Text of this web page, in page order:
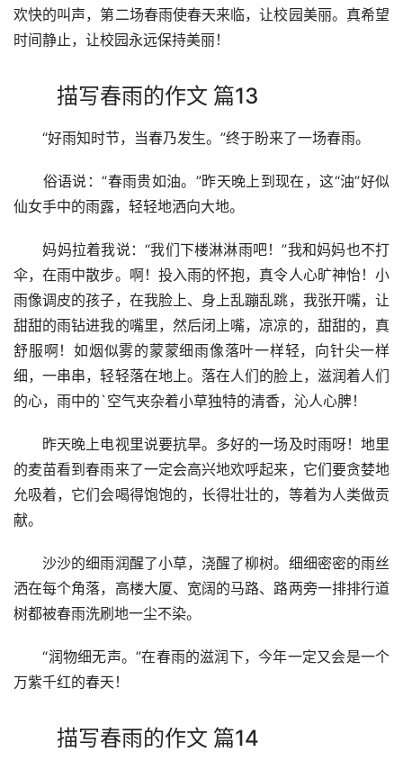
欢快的叫声，第二场春雨使春天来临，让校园美丽。真希望
时间静止，让校园永远保持美丽！
描写春雨的作文 篇13
“好雨知时节，当春乃发生。”终于盼来了一场春雨。
俗语说：“春雨贵如油。”昨天晚上到现在，这“油”好似
仙女手中的雨露，轻轻地洒向大地。
妈妈拉着我说：“我们下楼淋淋雨吧！”我和妈妈也不打
伞，在雨中散步。啊！投入雨的怀抱，真令人心旷神怡！小
雨像调皮的孩子，在我脸上、身上乱蹦乱跳，我张开嘴，让
甜甜的雨钻进我的嘴里，然后闭上嘴，凉凉的，甜甜的，真
舒服啊！如烟似雾的蒙蒙细雨像落叶一样轻，向针尖一样
细，一串串，轻轻落在地上。落在人们的脸上，滋润着人们
的心，雨中的`空气夹杂着小草独特的清香，沁人心脾！
昨天晚上电视里说要抗旱。多好的一场及时雨呀！地里
的麦苗看到春雨来了一定会高兴地欢呼起来，它们要贪婪地
允吸着，它们会喝得饱饱的，长得壮壮的，等着为人类做贡
献。
沙沙的细雨润醒了小草，浇醒了柳树。细细密密的雨丝
洒在每个角落，高楼大厦、宽阔的马路、路两旁一排排行道
树都被春雨洗刷地一尘不染。
“润物细无声。”在春雨的滋润下，今年一定又会是一个
万紫千红的春天！
描写春雨的作文 篇14